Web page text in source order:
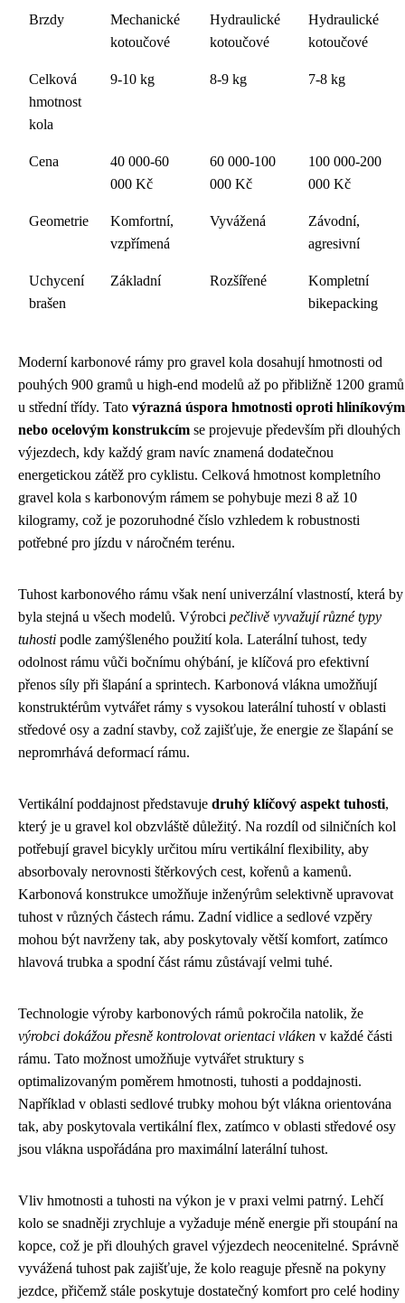
Brzdy
Mechanické
kotoučové
Hydraulické
kotoučové
Hydraulické
kotoučové
Celková
hmotnost
kola
9-10 kg 8-9 kg 7-8 kg
Cena
40 000-60
000 Kč
60 000-100
000 Kč
100 000-200
000 Kč
Geometrie
Komfortní,
vzpřímená
Vyvážená
Závodní,
agresivní
Uchycení
brašen
Základní Rozšířené
Kompletní
bikepacking
Moderní karbonové rámy pro gravel kola dosahují hmotnosti od
pouhých 900 gramů u high-end modelů až po přibližně 1200 gramů
u střední třídy. Tato výrazná úspora hmotnosti oproti hliníkovým
nebo ocelovým konstrukcím se projevuje především při dlouhých
výjezdech, kdy každý gram navíc znamená dodatečnou
energetickou zátěž pro cyklistu. Celková hmotnost kompletního
gravel kola s karbonovým rámem se pohybuje mezi 8 až 10
kilogramy, což je pozoruhodné číslo vzhledem k robustnosti
potřebné pro jízdu v náročném terénu.
Tuhost karbonového rámu však není univerzální vlastností, která by
byla stejná u všech modelů. Výrobci pečlivě vyvažují různé typy
tuhosti podle zamýšleného použití kola. Laterální tuhost, tedy
odolnost rámu vůči bočnímu ohýbání, je klíčová pro efektivní
přenos síly při šlapání a sprintech. Karbonová vlákna umožňují
konstruktérům vytvářet rámy s vysokou laterální tuhostí v oblasti
středové osy a zadní stavby, což zajišťuje, že energie ze šlapání se
nepromrhává deformací rámu.
Vertikální poddajnost představuje druhý klíčový aspekt tuhosti,
který je u gravel kol obzvláště důležitý. Na rozdíl od silničních kol
potřebují gravel bicykly určitou míru vertikální flexibility, aby
absorbovaly nerovnosti štěrkových cest, kořenů a kamenů.
Karbonová konstrukce umožňuje inženýrům selektivně upravovat
tuhost v různých částech rámu. Zadní vidlice a sedlové vzpěry
mohou být navrženy tak, aby poskytovaly větší komfort, zatímco
hlavová trubka a spodní část rámu zůstávají velmi tuhé.
Technologie výroby karbonových rámů pokročila natolik, že
výrobci dokážou přesně kontrolovat orientaci vláken v každé části
rámu. Tato možnost umožňuje vytvářet struktury s
optimalizovaným poměrem hmotnosti, tuhosti a poddajnosti.
Například v oblasti sedlové trubky mohou být vlákna orientována
tak, aby poskytovala vertikální flex, zatímco v oblasti středové osy
jsou vlákna uspořádána pro maximální laterální tuhost.
Vliv hmotnosti a tuhosti na výkon je v praxi velmi patrný. Lehčí
kolo se snadněji zrychluje a vyžaduje méně energie při stoupání na
kopce, což je při dlouhých gravel výjezdech neocenitelné. Správně
vyvážená tuhost pak zajišťuje, že kolo reaguje přesně na pokyny
jezdce, přičemž stále poskytuje dostatečný komfort pro celé hodiny